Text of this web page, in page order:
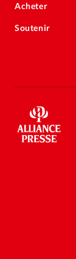
Acheter
Soutenir